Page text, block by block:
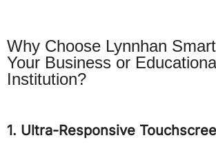
Why Choose Lynnhan
Your Business or
Institution?
1. Ultra-Responsive